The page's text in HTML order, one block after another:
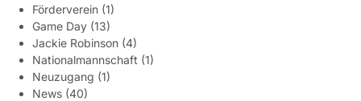
Förderverein (1)
Game Day (13)
Jackie Robinson (4)
Nationalmannschaft (1)
Neuzugang (1)
News (40)